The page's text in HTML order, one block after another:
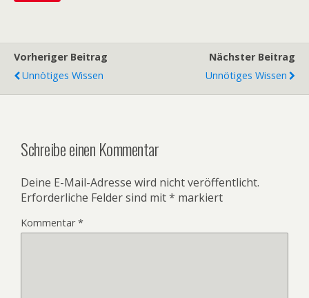
Vorheriger Beitrag
Unnötiges Wissen
Nächster Beitrag
Unnötiges Wissen
Schreibe einen Kommentar
Deine E-Mail-Adresse wird nicht veröffentlicht.
Erforderliche Felder sind mit* markiert
Kommentar*